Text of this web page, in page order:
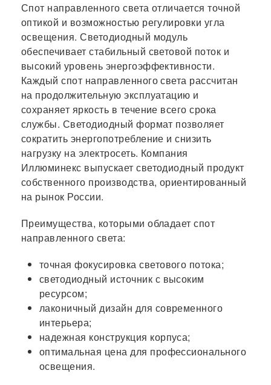
Спот направленного света отличается точной
оптикой и возможностью регулировки угла
освещения. Светодиодный модуль
обеспечивает стабильный световой поток и
высокий уровень энергоэффективности.
Каждый спот направленного света рассчитан
на продолжительную эксплуатацию и
сохраняет яркость в течение всего срока
службы. Светодиодный формат позволяет
сократить энергопотребление и снизить
нагрузку на электросеть. Компания
Иллюминекс выпускает светодиодный продукт
собственного производства, ориентированный
на рынок России.
Преимущества, которыми обладает спот
направленного света:
точная фокусировка светового потока;
светодиодный источник с высоким
ресурсом;
лаконичный дизайн для современного
интерьера;
надежная конструкция корпуса;
оптимальная цена для профессионального
освещения.